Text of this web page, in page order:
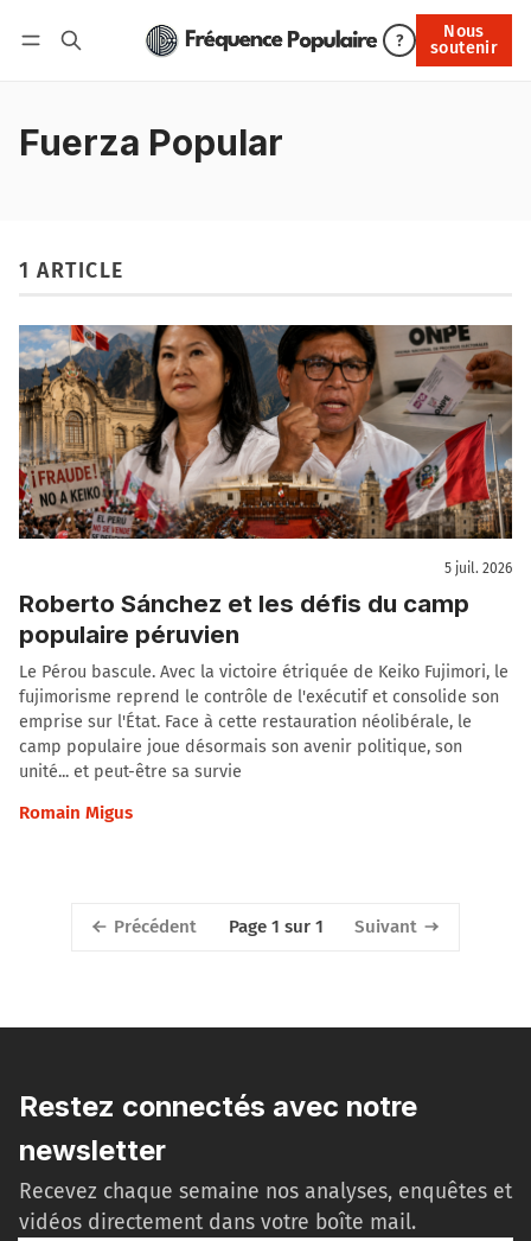
?
Nous
soutenir
Nous soutenir
Fuerza Popular
1 ARTICLE
5 juil. 2026
Roberto Sánchez et les défis du camp
populaire péruvien
Le Pérou bascule. Avec la victoire étriquée de Keiko Fujimori, le
fujimorisme reprend le contrôle de l'exécutif et consolide son
emprise sur l'État. Face à cette restauration néolibérale, le
camp populaire joue désormais son avenir politique, son
unité... et peut-être sa survie
Romain Migus
Précédent Page 1 sur 1 Suivant
Restez connectés avec notre
newsletter
Recevez chaque semaine nos analyses, enquêtes et
vidéos directement dans votre boîte mail.